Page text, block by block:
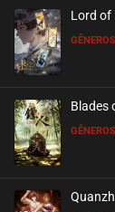
Lord of
Blades